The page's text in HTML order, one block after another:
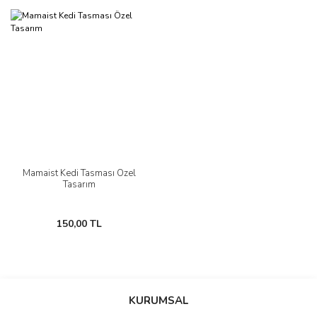
Mamaist Kedi Tasması Özel
Tasarım
150,00 TL
KURUMSAL